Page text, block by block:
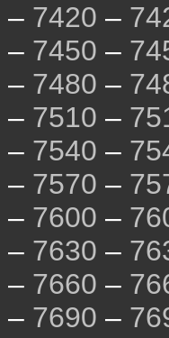
– 7420 –
– 7450 –
– 7480 –
– 7510 –
– 7540 –
– 7570 –
– 7600 –
– 7630 –
– 7660 –
– 7690 –